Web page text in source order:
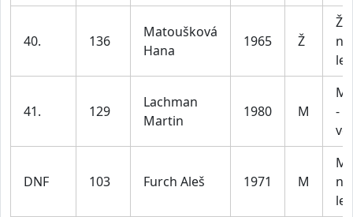
40. 136
Matoušková
Hana
1965 Ž
let
41. 129
Lachman
Martin
1980 M
-
DNF 103 Furch Aleš 1971 M
let